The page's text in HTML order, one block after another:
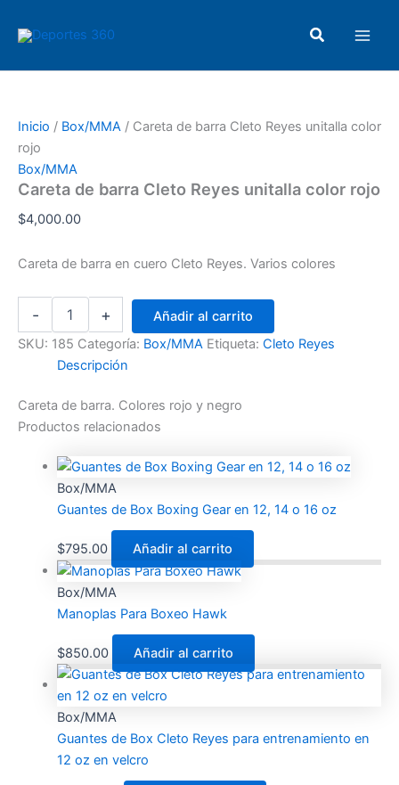
Buscar
Inicio / Box/MMA / Careta de barra Cleto Reyes unitalla color
rojo
Box/MMA
Careta de barra Cleto Reyes unitalla color rojo
$4,000.00
Careta de barra en cuero Cleto Reyes. Varios colores
-
de
barra
rojo
cantidad
+
Añadir al carrito
SKU: 185 Categoría: Box/MMA Etiqueta: Cleto Reyes
Descripción
Careta de barra. Colores rojo y negro
Productos relacionados
Box/MMA
Guantes de Box Boxing Gear en 12, 14 o 16 oz
$795.00 Añadir al carrito
Box/MMA
Manoplas Para Boxeo Hawk
$850.00 Añadir al carrito
Box/MMA
Guantes de Box Cleto Reyes para entrenamiento en
12 oz en velcro